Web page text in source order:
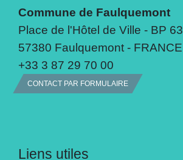
Commune de Faulquemont
Place de l'Hôtel de Ville - BP 63
57380 Faulquemont - FRANCE
+33 3 87 29 70 00
CONTACT PAR FORMULAIRE
Liens utiles